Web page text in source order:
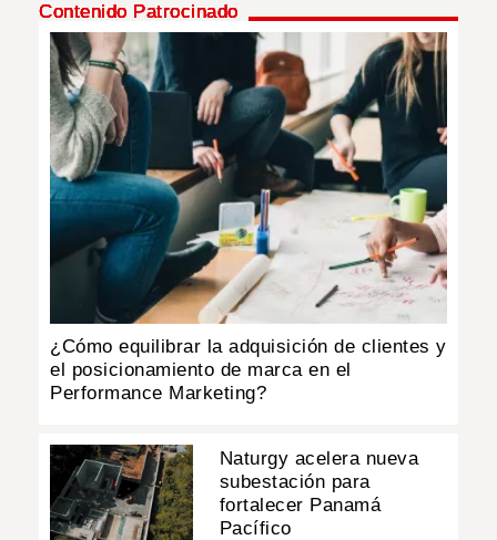
Contenido Patrocinado
¿Cómo equilibrar la adquisición de clientes y
el posicionamiento de marca en el
Performance Marketing?
Naturgy acelera nueva
subestación para
fortalecer Panamá
Pacífico